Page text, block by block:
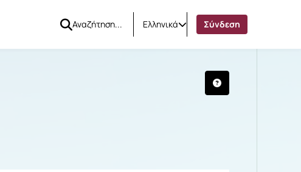
Ελληνικά Σύνδεση